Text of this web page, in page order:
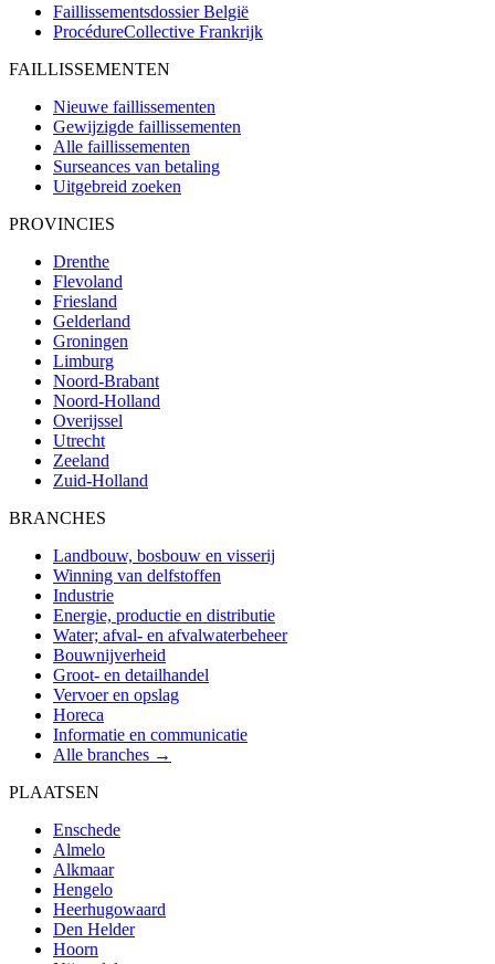
Faillissementsdossier België
ProcédureCollective Frankrijk
FAILLISSEMENTEN
Nieuwe faillissementen
Gewijzigde faillissementen
Alle faillissementen
Surseances van betaling
Uitgebreid zoeken
PROVINCIES
Drenthe
Flevoland
Friesland
Gelderland
Groningen
Limburg
Noord-Brabant
Noord-Holland
Overijssel
Utrecht
Zeeland
Zuid-Holland
BRANCHES
Landbouw, bosbouw en visserij
Winning van delfstoffen
Industrie
Energie, productie en distributie
Water; afval- en afvalwaterbeheer
Bouwnijverheid
Groot- en detailhandel
Vervoer en opslag
Horeca
Informatie en communicatie
Alle branches →
PLAATSEN
Enschede
Almelo
Alkmaar
Hengelo
Heerhugowaard
Den Helder
Hoorn